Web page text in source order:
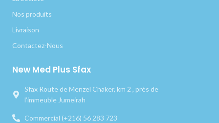
Nos produits
Livraison
Contactez-Nous
New Med Plus Sfax
Sfax Route de Menzel Chaker, km 2 , près de
l’immeuble Jumeirah
Commercial (+216) 56 283 723